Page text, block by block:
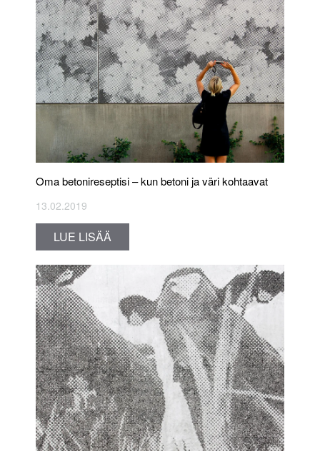
Oma betonireseptisi – kun betoni ja väri kohtaavat
13.02.2019
LUE LISÄÄ